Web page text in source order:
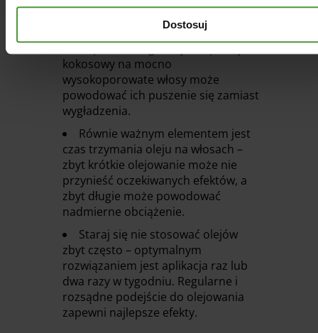
Dostosuj
braku efektów.
Innym błędem jest stosowanie
nieodpowiedniego oleju – np. olej
kokosowy na mocno
wysokoporowate włosy może
powodować ich puszenie się zamiast
wygładzenia.
Równie ważnym elementem jest
czas trzymania oleju na włosach –
zbyt krótkie olejowanie może nie
przynieść oczekiwanych efektów, a
zbyt długie może powodować
nadmierne obciążenie.
Staraj się nie stosować olejów
zbyt często – optymalnym
rozwiązaniem jest aplikacja raz lub
dwa razy w tygodniu. Regularne i
rozsądne podejście do olejowania
zapewni najlepsze efekty.